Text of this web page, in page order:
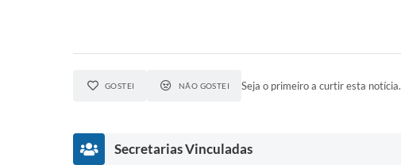
GOSTEI NÃO GOSTEI Seja o primeiro a curtir esta notícia.
Secretarias Vinculadas